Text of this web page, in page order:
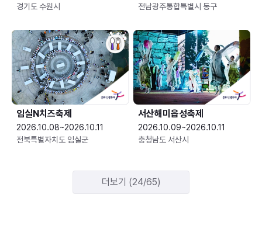
경기도 수원시
전남광주통합특별시 동구
임실N치즈축제
2026.10.08~2026.10.11
전북특별자치도 임실군
서산해미읍성축제
2026.10.09~2026.10.11
충청남도 서산시
더보기 (24/65)